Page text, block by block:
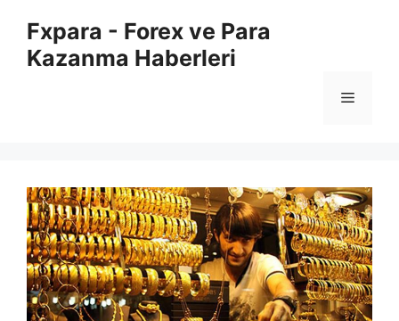
Fxpara - Forex ve Para
Kazanma Haberleri
Menü